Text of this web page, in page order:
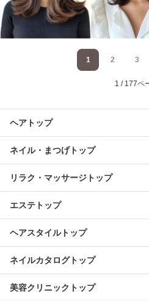
1 2 3
1 / 177ペ
ヘアトップ
ネイル・まつげトップ
リラク・マッサージトップ
エステトップ
ヘアスタイルトップ
ネイルカタログトップ
美容クリニックトップ